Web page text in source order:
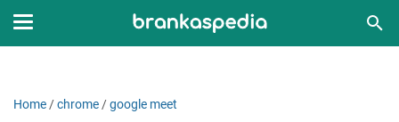
Home /chrome /google meet